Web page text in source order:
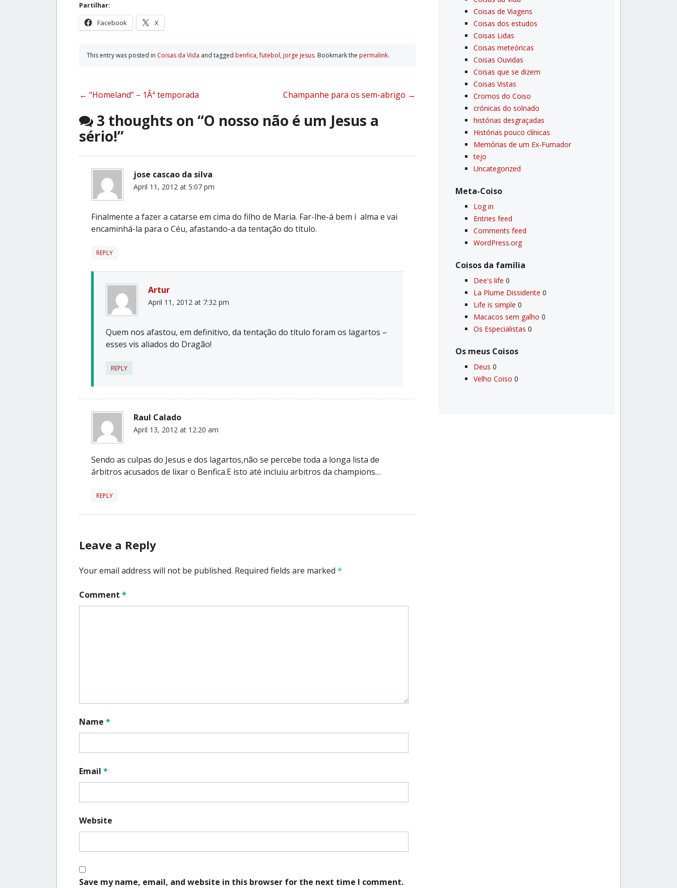
Partilhar:
Facebook X
This entry was posted in Coisas da Vida and tagged benfica,futebol, jorge jesus. Bookmark the permalink.
Post
navigation
← “Homeland” – 1Âª temporada Champanhe para os sem-abrigo →
3 thoughts on “O nosso não é um Jesus a
sério!”
jose cascao da silva
April 11, 2012 at 5:07 pm
Finalmente a fazer a catarse em cima do filho de Maria. Far-lhe-á bem í alma e vai
encaminhá-la para o Céu, afastando-a da tentação do título.
REPLY
Artur
April 11, 2012 at 7:32 pm
Quem nos afastou, em definitivo, da tentação do título foram os lagartos –
esses vis aliados do Dragão!
REPLY
Raul Calado
April 13, 2012 at 12:20 am
Sendo as culpas do Jesus e dos lagartos,não se percebe toda a longa lista de
árbitros acusados de lixar o Benfica.E isto até incluiu arbitros da champions…
REPLY
Leave a Reply
Your email address will not be published. Required fields are marked *
Comment *
Name *
Email *
Website
Save my name, email, and website in this browser for the next time I comment.
Coisas de Viagens
Coisas dos estudos
Coisas Lidas
Coisas meteóricas
Coisas Ouvidas
Coisas que se dizem
Coisas Vistas
Cromos do Coiso
crónicas do solnado
histórias desgraçadas
Histórias pouco clí­nicas
Memórias de um Ex-Fumador
tejo
Uncategorized
Meta-Coiso
Log in
Entries feed
Comments feed
WordPress.org
Coisos da famí­lia
Dee's life 0
La Plume Dissidente 0
Life is simple 0
Macacos sem galho 0
Os Especialistas 0
Os meus Coisos
Deus 0
Velho Coiso 0